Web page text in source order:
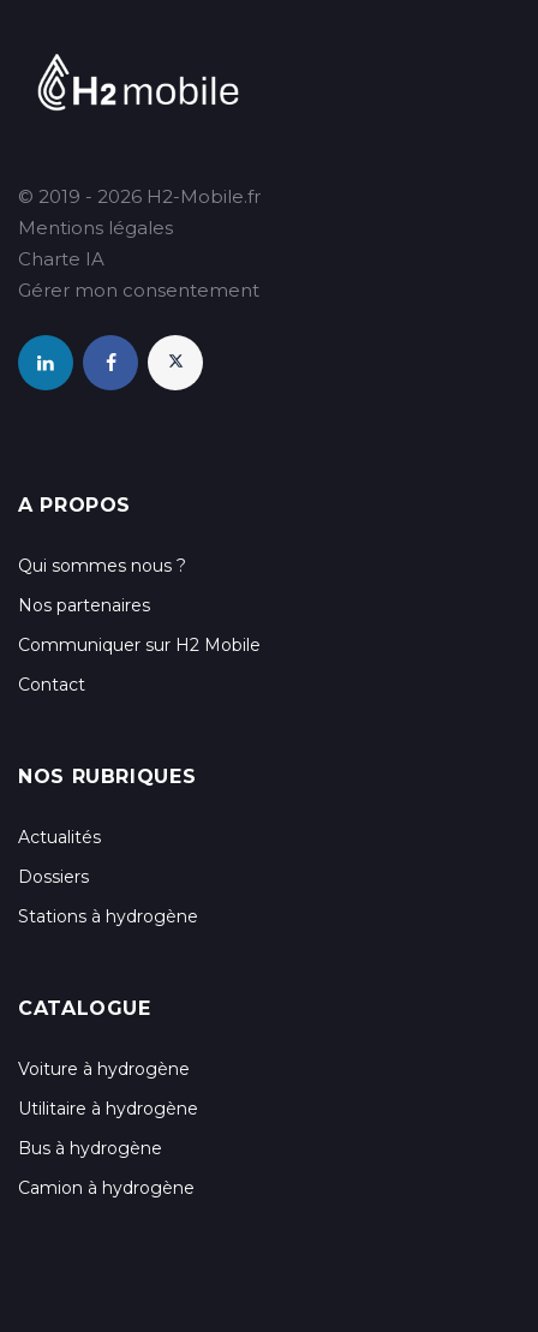
© 2019 - 2026 H2-Mobile.fr
Mentions légales
Charte IA
Gérer mon consentement
A PROPOS
Qui sommes nous ?
Nos partenaires
Communiquer sur H2 Mobile
Contact
NOS RUBRIQUES
Actualités
Dossiers
Stations à hydrogène
CATALOGUE
Voiture à hydrogène
Utilitaire à hydrogène
Bus à hydrogène
Camion à hydrogène